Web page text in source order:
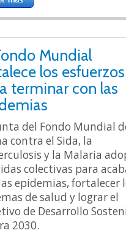
Mundial
los esfuerzos
terminar con las
del Fondo Mundial
contra el Sida, la
y la Malaria
colectivas para
epidemias, fortalecer
de salud y lograr el
de Desarrollo
2030.